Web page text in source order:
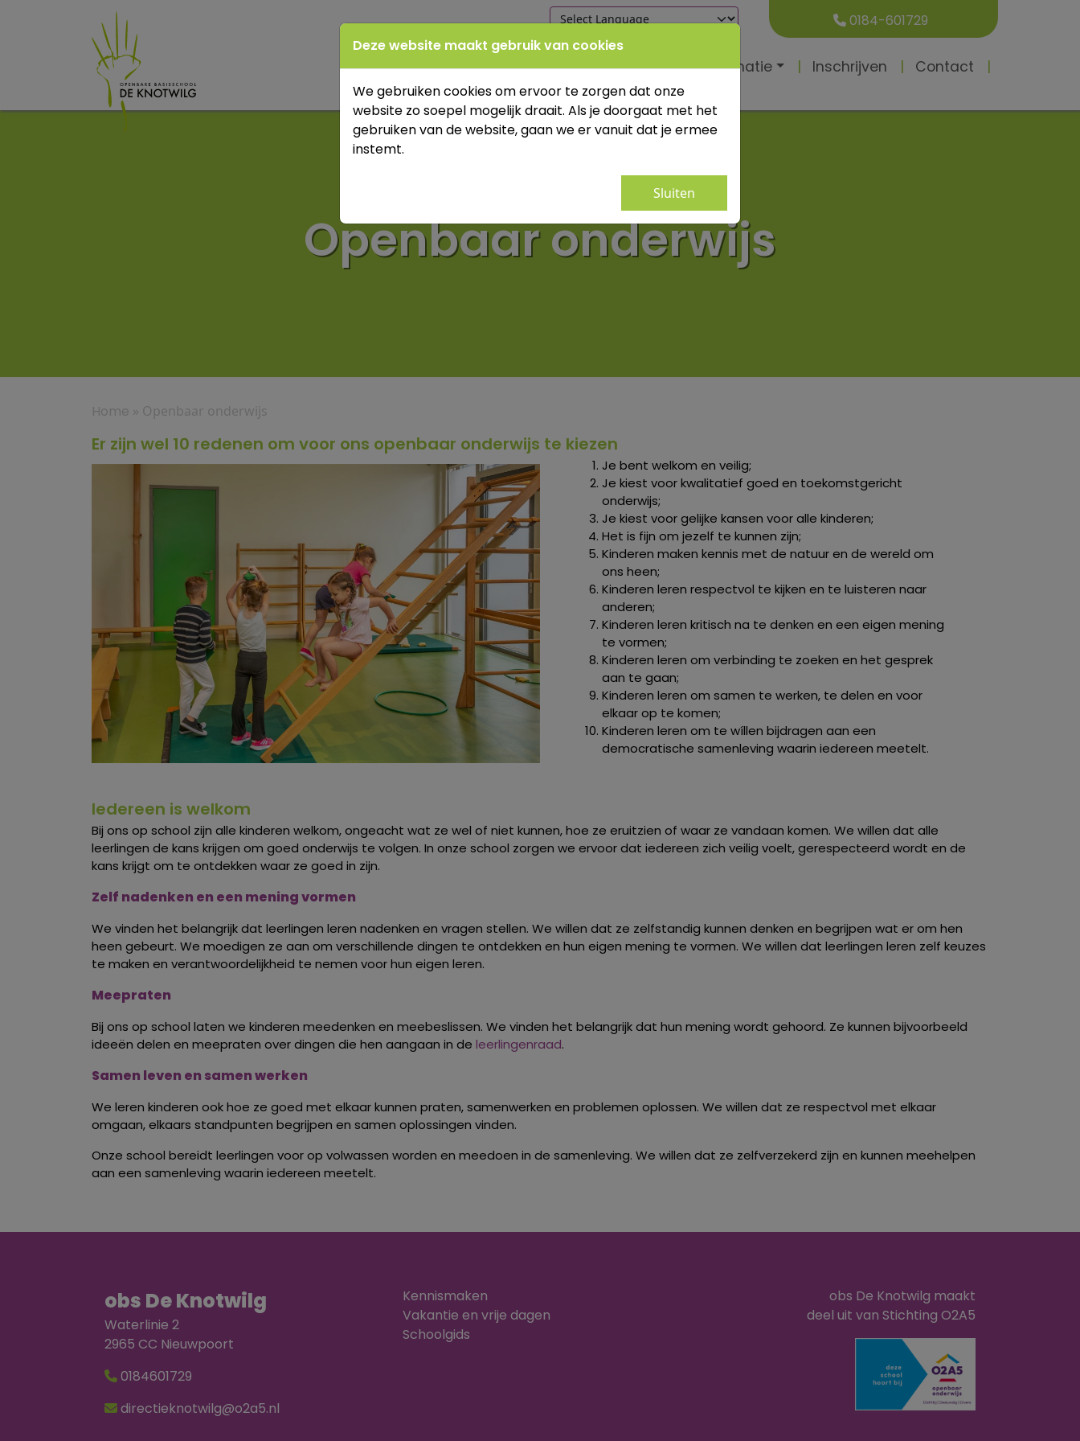
0184-601729
Home Onze school Praktische informatie Inschrijven Contact
Openbaar onderwijs
Home » Openbaar onderwijs
Er zijn wel 10 redenen om voor ons openbaar onderwijs te kiezen
Je bent welkom en veilig;
Je kiest voor kwalitatief goed en toekomstgericht
onderwijs;
Je kiest voor gelijke kansen voor alle kinderen;
Het is fijn om jezelf te kunnen zijn;
Kinderen maken kennis met de natuur en de wereld om
ons heen;
Kinderen leren respectvol te kijken en te luisteren naar
anderen;
Kinderen leren kritisch na te denken en een eigen mening
te vormen;
Kinderen leren om verbinding te zoeken en het gesprek
aan te gaan;
Kinderen leren om samen te werken, te delen en voor
elkaar op te komen;
Kinderen leren om te wíllen bijdragen aan een
democratische samenleving waarin iedereen meetelt.
Iedereen is welkom
Bij ons op school zijn alle kinderen welkom, ongeacht wat ze wel of niet kunnen, hoe ze eruitzien of waar ze vandaan komen. We willen dat alle
leerlingen de kans krijgen om goed onderwijs te volgen. In onze school zorgen we ervoor dat iedereen zich veilig voelt, gerespecteerd wordt en de
kans krijgt om te ontdekken waar ze goed in zijn.
Zelf nadenken en een mening vormen
We vinden het belangrijk dat leerlingen leren nadenken en vragen stellen. We willen dat ze zelfstandig kunnen denken en begrijpen wat er om hen
heen gebeurt. We moedigen ze aan om verschillende dingen te ontdekken en hun eigen mening te vormen. We willen dat leerlingen leren zelf keuzes
te maken en verantwoordelijkheid te nemen voor hun eigen leren.
Meepraten
Bij ons op school laten we kinderen meedenken en meebeslissen. We vinden het belangrijk dat hun mening wordt gehoord. Ze kunnen bijvoorbeeld
ideeën delen en meepraten over dingen die hen aangaan in de leerlingenraad.
Samen leven en samen werken
We leren kinderen ook hoe ze goed met elkaar kunnen praten, samenwerken en problemen oplossen. We willen dat ze respectvol met elkaar
omgaan, elkaars standpunten begrijpen en samen oplossingen vinden.
Onze school bereidt leerlingen voor op volwassen worden en meedoen in de samenleving. We willen dat ze zelfverzekerd zijn en kunnen meehelpen
aan een samenleving waarin iedereen meetelt.
obs De Knotwilg
Waterlinie 2
2965 CC Nieuwpoort
0184601729
directieknotwilg@o2a5.nl
Kennismaken
Vakantie en vrije dagen
Schoolgids
obs De Knotwilg maakt
deel uit van Stichting O2A5
Deze website maakt gebruik van cookies
We gebruiken cookies om ervoor te zorgen dat onze
website zo soepel mogelijk draait. Als je doorgaat met het
gebruiken van de website, gaan we er vanuit dat je ermee
instemt.
Sluiten